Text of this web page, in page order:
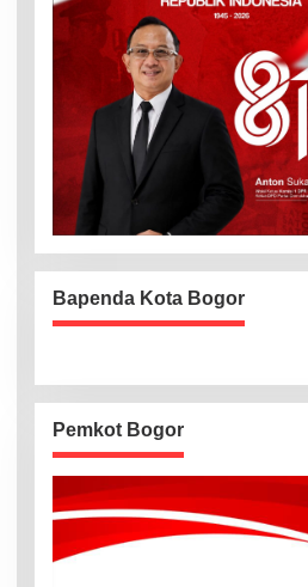
Bapenda Kota Bogor
Pemkot Bogor